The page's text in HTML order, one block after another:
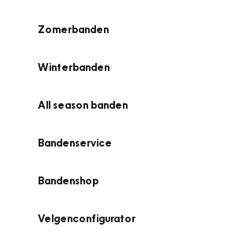
Zomerbanden
Winterbanden
All season banden
Bandenservice
Bandenshop
Velgenconfigurator